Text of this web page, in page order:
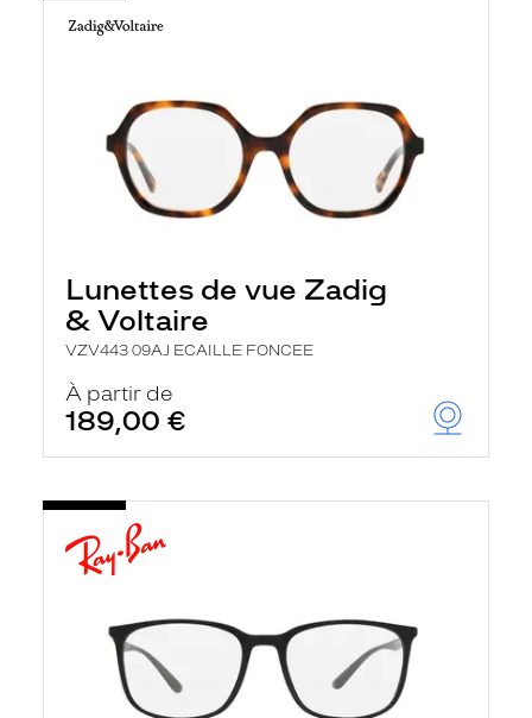
Lunettes de vue Zadig
& Voltaire
VZV443 09AJ ECAILLE FONCEE
À partir de
189,00 €